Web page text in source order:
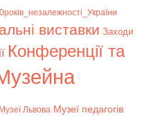
виставки Заходи
Конференції та
Музеї Львова Музеї педагогів